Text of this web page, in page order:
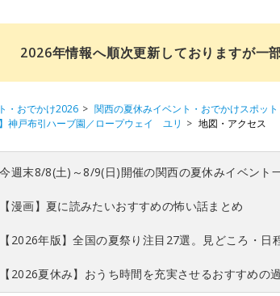
2026年情報へ順次更新しておりますが一
・おでかけ2026 関西の夏休みイベント・おでかけスポット
】神戸布引ハーブ園／ロープウェイ ユリ
地図・アクセス
今週末8/8(土)～8/9(日)開催の関西の夏休みイベント
【漫画】夏に読みたいおすすめの怖い話まとめ
【2026年版】全国の夏祭り注目27選。見どころ・日
【2026夏休み】おうち時間を充実させるおすすめの